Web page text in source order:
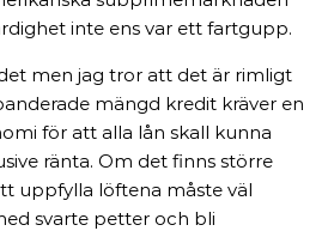
inte ens var ett fartgupp.
men jag tror att det är rimligt
mängd kredit kräver en
för att alla lån skall kunna
ränta. Om det finns större
uppfylla löftena måste väl
svarte petter och bli